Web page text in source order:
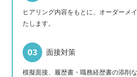
ヒアリング内容をもとに、オーダーメ
たします。
面接対策
模擬面接、履歴書・職務経歴書の添削